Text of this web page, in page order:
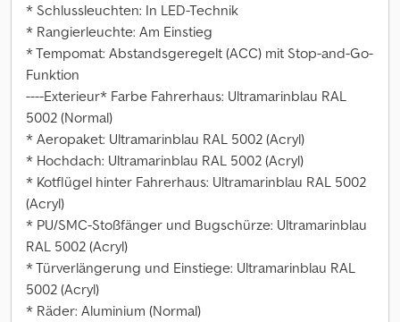
* Schlussleuchten: In LED-Technik
* Rangierleuchte: Am Einstieg
* Tempomat: Abstandsgeregelt (ACC) mit Stop-and-Go-
Funktion
----Exterieur* Farbe Fahrerhaus: Ultramarinblau RAL
5002 (Normal)
* Aeropaket: Ultramarinblau RAL 5002 (Acryl)
* Hochdach: Ultramarinblau RAL 5002 (Acryl)
* Kotflügel hinter Fahrerhaus: Ultramarinblau RAL 5002
(Acryl)
* PU/SMC-Stoßfänger und Bugschürze: Ultramarinblau
RAL 5002 (Acryl)
* Türverlängerung und Einstiege: Ultramarinblau RAL
5002 (Acryl)
* Räder: Aluminium (Normal)